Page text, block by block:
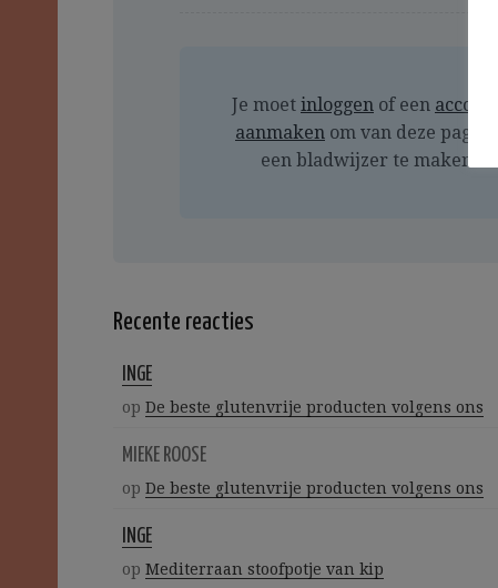
Je moet inloggen of een account
aanmaken om van deze pagina
een bladwijzer te maken
Recente reacties
INGE
op De beste glutenvrije producten volgens ons
MIEKE ROOSE
op De beste glutenvrije producten volgens ons
INGE
op Mediterraan stoofpotje van kip